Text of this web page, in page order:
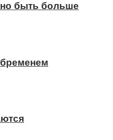
быть больше
бременем